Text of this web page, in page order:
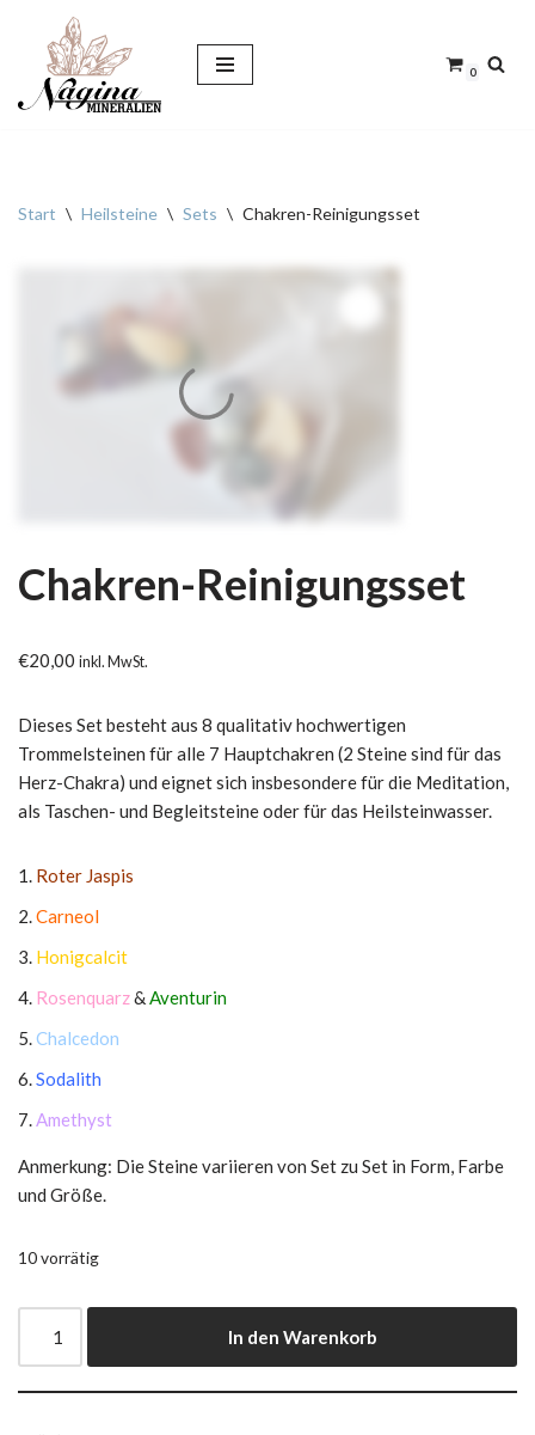
Zum
Inhalt
0
Start \ Heilsteine \ Sets \ Chakren-Reinigungsset
Chakren-Reinigungsset
€20,00 inkl. MwSt.
Dieses Set besteht aus 8 qualitativ hochwertigen
Trommelsteinen für alle 7 Hauptchakren (2 Steine sind für das
Herz-Chakra) und eignet sich insbesondere für die Meditation,
als Taschen- und Begleitsteine oder für das Heilsteinwasser.
Roter Jaspis
Carneol
Honigcalcit
Rosenquarz&Aventurin
Chalcedon
Sodalith
Amethyst
Anmerkung: Die Steine variieren von Set zu Set in Form, Farbe
und Größe.
10 vorrätig
In den Warenkorb